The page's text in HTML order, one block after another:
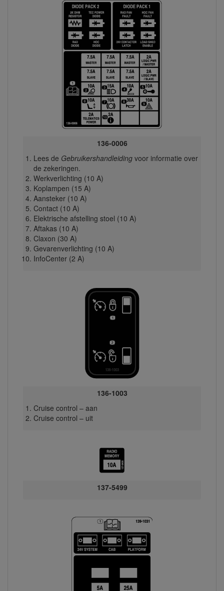
136-0006
Lees de Gebruikershandleidingvoor informatie over
de zekeringen.
Werkverlichting (10 A)
Koplampen (15 A)
Aansteker (10 A)
Contact (10 A)
Elektrische afstelling stoel (10 A)
Aftakas (10 A)
Claxon (30 A)
Gevarenverlichting (10 A)
InfoCenter (2 A)
136-1003
Cruise control – aan
Cruise control – uit
137-5499